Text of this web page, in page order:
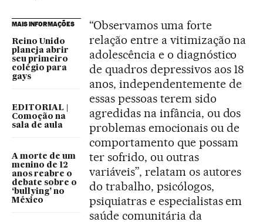
MAIS INFORMAÇÕES
Reino Unido
planeja abrir
seu primeiro
colégio para
gays
EDITORIAL |
Comoção na
sala de aula
A morte de um
menino de 12
anos reabre o
debate sobre o
‘bullying’ no
México
“Observamos uma forte
relação entre a vitimização na
adolescência e o diagnóstico
de quadros depressivos aos 18
anos, independentemente de
essas pessoas terem sido
agredidas na infância, ou dos
problemas emocionais ou de
comportamento que possam
ter sofrido, ou outras
variáveis”, relatam os autores
do trabalho, psicólogos,
psiquiatras e especialistas em
saúde comunitária da